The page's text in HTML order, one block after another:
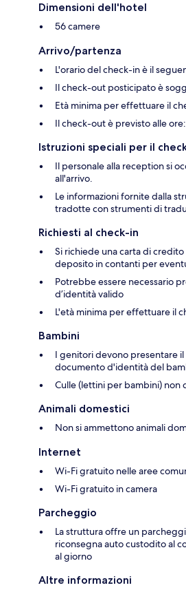
Dimensioni dell'hotel
56 camere
Arrivo/partenza
L'orario del check-in è il
Il check-out posticipato è
Età minima per effettuare il
Il check-out è previsto alle
Istruzioni speciali per il
Il personale alla reception si
all'arrivo.
Le informazioni fornite dalla
tradotte con strumenti di
Richiesti al check-in
Si richiede una carta di
deposito in contanti per
Potrebbe essere necessario
d’identità valido
L'età minima per effettuare il
Bambini
I genitori devono presentare
documento d'identità del
Culle (lettini per bambini) non
Animali domestici
Non si ammettono animali
Internet
Wi-Fi gratuito nelle aree
Wi-Fi gratuito in camera
Parcheggio
La struttura offre un
riconsegna auto custodito al
al giorno
Altre informazioni